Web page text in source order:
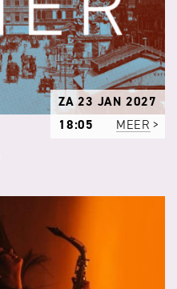
ZA 23 JAN 2027
18:05
MEER